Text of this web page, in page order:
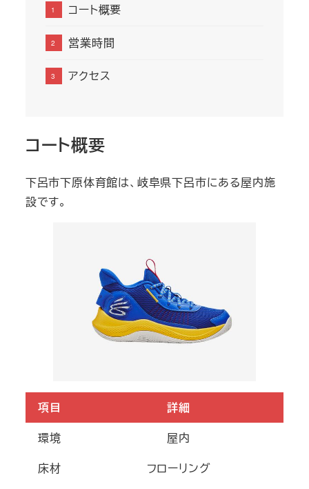
コート概要
営業時間
アクセス
コート概要
下呂市下原体育館は、岐阜県下呂市にある屋内施
設です。
項目
詳細
環境
屋内
床材
フローリング